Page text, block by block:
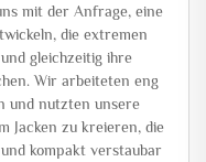
mit der Anfrage, eine
die extremen
gleichzeitig ihre
Wir arbeiteten eng
und nutzten unsere
Jacken zu kreieren, die
kompakt verstaubar